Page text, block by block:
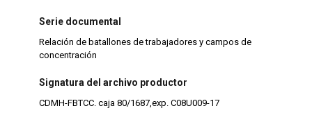
Serie documental
Relación de batallones de trabajadores y campos de
concentración
Signatura del archivo productor
CDMH-FBTCC. caja 80/1687,exp. C08U009-17